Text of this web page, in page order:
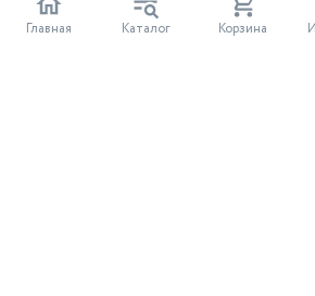
Главная Каталог Корзина
2026 © Интернет-магазин